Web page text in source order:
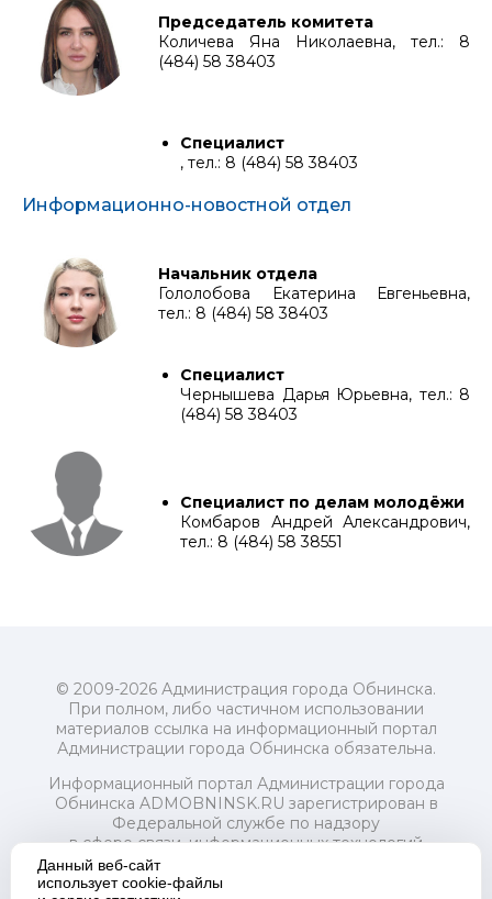
Председатель комитета
Количева Яна Николаевна, тел.: 8
(484) 58 38403
Специалист
, тел.: 8 (484) 58 38403
Информационно-новостной отдел
Начальник отдела
Гололобова Екатерина Евгеньевна,
тел.: 8 (484) 58 38403
Специалист
Чернышева Дарья Юрьевна, тел.: 8
(484) 58 38403
Специалист по делам молодёжи
Комбаров Андрей Александрович,
тел.: 8 (484) 58 38551
© 2009-2026 Администрация города Обнинска.
При полном, либо частичном использовании
материалов ссылка на информационный портал
Администрации города Обнинска обязательна.
Информационный портал Администрации города
Обнинска ADMOBNINSK.RU зарегистрирован в
Федеральной службе по надзору
в сфере связи, информационных технологий
и массовых коммуникаций (Роскомнадзор) 24 июля
2018 года.
Данный веб-сайт
использует cookie-файлы